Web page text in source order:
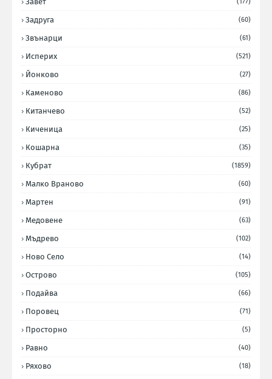
(177)
Задруга (60)
Звънарци (61)
Исперих (521)
Йонково (27)
Каменово (86)
Китанчево (52)
Киченица (25)
Кошарна (35)
Кубрат (1859)
Малко Враново (60)
Мартен (91)
Медовене (63)
Мъдрево (102)
Ново Село (14)
Острово (105)
Подайва (66)
Поровец (71)
Просторно (5)
Равно (40)
Ряхово (18)